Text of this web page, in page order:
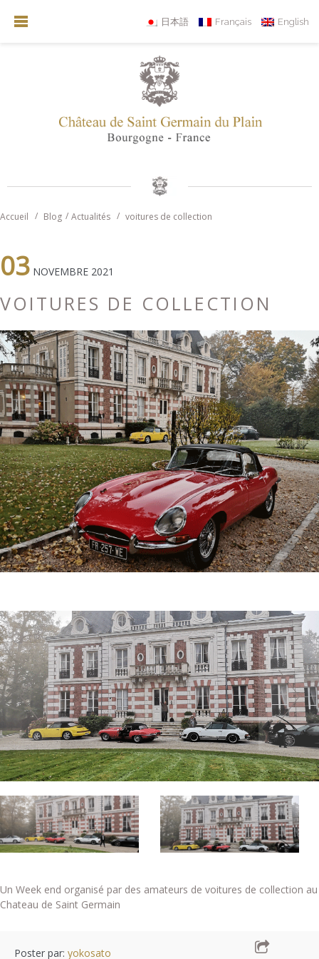
日本語 Français English
Accueil Blog Actualités voitures de collection
03 NOVEMBRE 2021
VOITURES DE COLLECTION
Un Week end organisé par des amateurs de voitures de collection au
Chateau de Saint Germain
Poster par: yokosato